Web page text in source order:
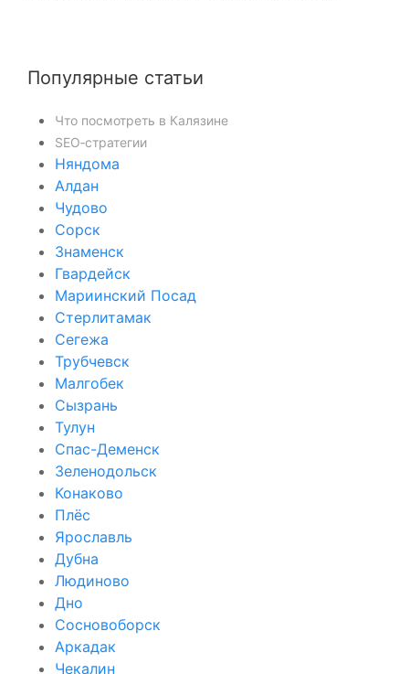
Популярные статьи
Что посмотреть в Калязине
SEO‑стратегии
Няндома
Алдан
Чудово
Сорск
Знаменск
Гвардейск
Мариинский Посад
Стерлитамак
Сегежа
Трубчевск
Малгобек
Сызрань
Тулун
Спас-Деменск
Зеленодольск
Конаково
Плёс
Ярославль
Дубна
Людиново
Дно
Сосновоборск
Аркадак
Чекалин